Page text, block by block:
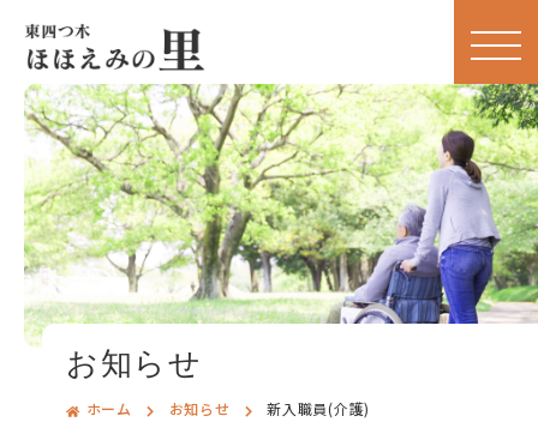
お知らせ
ホーム お知らせ 新入職員(介護)